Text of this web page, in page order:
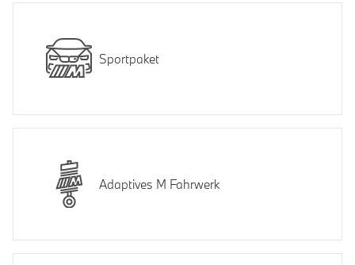
Sportpaket
Adaptives M Fahrwerk